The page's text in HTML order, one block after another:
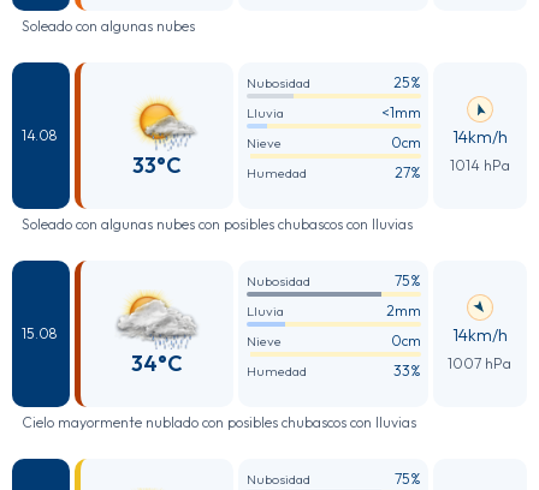
Soleado con algunas nubes
14.08
33°C
Nubosidad 25%
Lluvia <1mm
Nieve 0cm
Humedad 27%
14km/h
1014 hPa
Soleado con algunas nubes con posibles chubascos con lluvias
15.08
34°C
Nubosidad 75%
Lluvia 2mm
Nieve 0cm
Humedad 33%
14km/h
1007 hPa
Cielo mayormente nublado con posibles chubascos con lluvias
Nubosidad 75%